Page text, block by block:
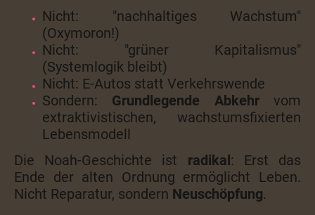
Nicht: "nachhaltiges Wachstum"
(Oxymoron!)
Nicht: "grüner Kapitalismus"
(Systemlogik bleibt)
Nicht: E-Autos statt Verkehrswende
Sondern: Grundlegende Abkehrvom
extraktivistischen, wachstumsfixierten
Lebensmodell
Die Noah-Geschichte ist radikal: Erst das
Ende der alten Ordnung ermöglicht Leben.
Nicht Reparatur, sondern Neuschöpfung.